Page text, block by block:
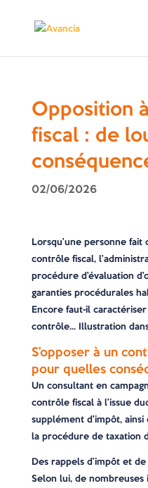
Opposition
fiscal : de
02/06/2026
Lorsqu’une personne
contrôle fiscal,
procédure d’évaluation
garanties procédurales
Encore faut-il
contrôle… Illustration
S’opposer à un
pour quelles
Un consultant en
contrôle fiscal à l’issue
supplément d’impôt,
la procédure de taxation
Des rappels d’impôt et
Selon lui, de